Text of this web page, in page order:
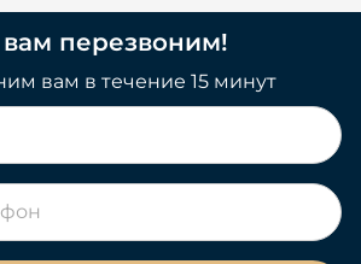
перезвоним!
вам в течение 15 минут